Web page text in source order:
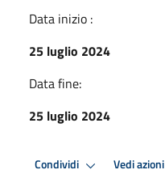
Data inizio :
25 luglio 2024
Data fine:
25 luglio 2024
Condividi Vedi azioni